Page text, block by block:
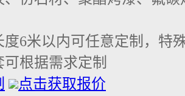
度6米以内可任意定制，特
根据需求定制
点击获取报价